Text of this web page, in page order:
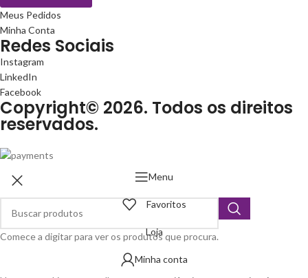
Meus Pedidos
Minha Conta
Redes Sociais
Instagram
LinkedIn
Facebook
Copyright© 2026. Todos os direitos
reservados.
Comece a digitar para ver os produtos que procura.
Menu
Favoritos
Loja
Minha conta